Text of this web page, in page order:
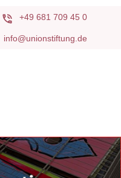
+49 681 709 45 0
info@unionstiftung.de